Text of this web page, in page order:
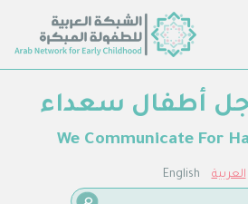
أطفال سعداء
We Communicate For
English العربية